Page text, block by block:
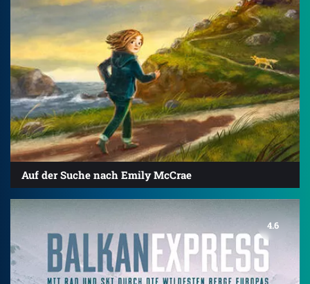
Auf der Suche nach Emily McCrae
4.6